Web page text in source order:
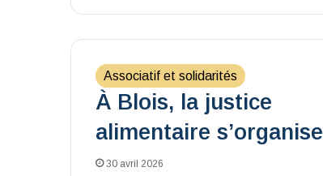
Associatif et solidarités
À Blois, la justice
alimentaire s’organise
30 avril 2026